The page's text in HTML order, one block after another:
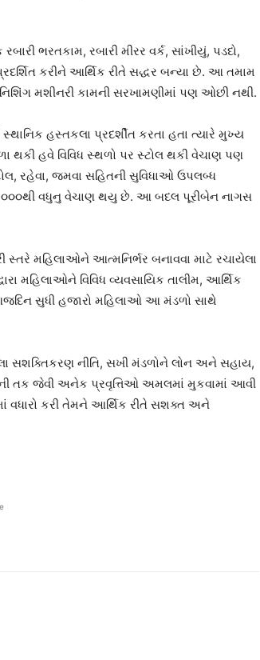
ભરતકામ, રબારી મીરર વર્ક, સાંખીયું, પડદો,
કરીને આર્થિક રીતે સદ્ધર બન્યા છે. આ તમામ
મશીનરી કામની સરખામણીમાં પણ ઓછી નથી.
હસ્તકલા પ્રદર્શીત કરતા હતા ત્યારે મુખ્ય
હવે વિવિધ સ્થળો પર સ્ટોલ થકી વેચાણ પણ
રહેવા, જમવા સહિતની સુવિધાઓ ઉપલબ્ધ
વધુનુ વેચાણ થયુ છે. આ બદલ પૂરીબેન નાગસ
મહિલાઓને આત્મનિર્ભર બનાવવા માટે રચાયેલા
મહિલાઓને વિવિધ વ્યવસાયિક તાલીમ, આર્થિક
સુધી હજારો મહિલાઓ આ મંડળો સાથે
સશક્તિકરણ નીતિ, સખી મંડળોને લોન અને સહાય,
તક જેવી અનેક પ્રવૃત્તિઓ અમલમાં મુકવામાં આવી
વધારો કરી તેમને આર્થિક રીતે સશક્ત અને